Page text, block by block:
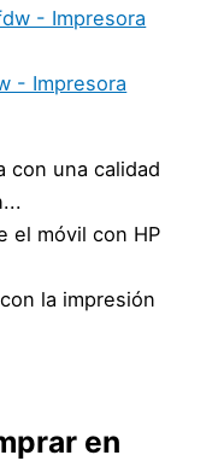
- Impresora
con una calidad
el móvil con HP
la impresión
en